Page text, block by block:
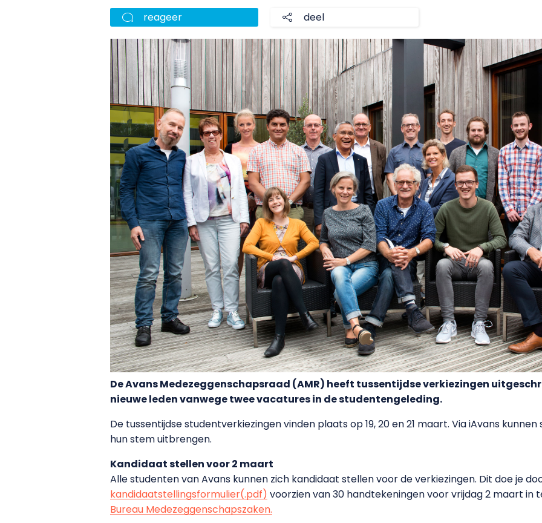
reageer deel
De Avans Medezeggenschapsraad (AMR) heeft tussentijdse verkiezingen
nieuwe leden vanwege twee vacatures in de studentengeleding.
De tussentijdse studentverkiezingen vinden plaats op 19, 20 en 21 maart. Via iAvans
hun stem uitbrengen.
Kandidaat stellen voor 2 maart
Alle studenten van Avans kunnen zich kandidaat stellen voor de verkiezingen. Dit doe je
kandidaatstellingsformulier(.pdf) voorzien van 30 handtekeningen voor vrijdag 2 maart in
Bureau Medezeggenschapszaken.